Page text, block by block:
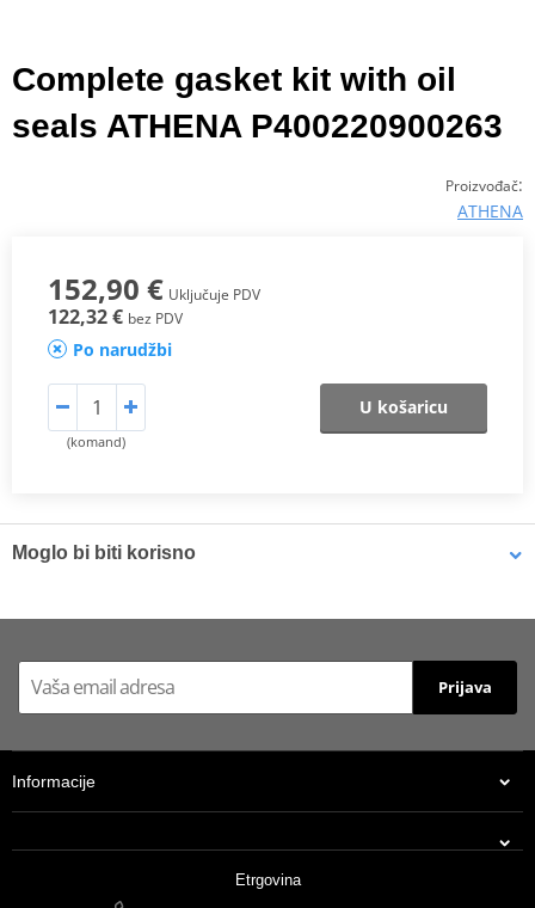
Complete gasket kit with oil
seals ATHENA P400220900263
Proizvođač:
ATHENA
152,90 € Uključuje PDV
122,32 € bez PDV
Po narudžbi
(komand)
U košaricu
Moglo bi biti korisno
Prijava
Informacije
Etrgovina